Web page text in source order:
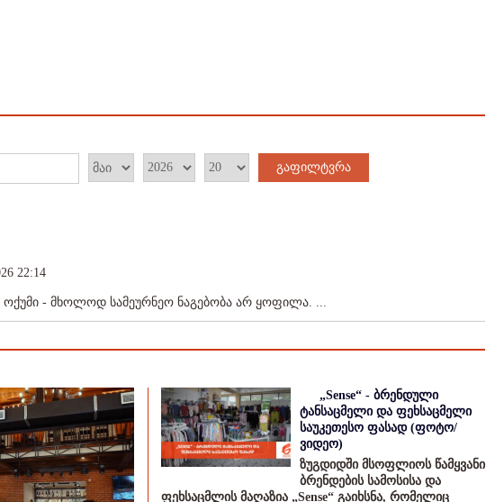
გაფილტვრა
22:14
ოქუმი - მხოლოდ სამეურნეო ნაგებობა არ ყოფილა. ...
„Sense“ - ბრენდული
ტანსაცმელი და ფეხსაცმელი
საუკეთესო ფასად (ფოტო/
ვიდეო)
ზუგდიდში მსოფლიოს წამყვანი
ბრენდების სამოსისა და
ფეხსაცმლის მაღაზია „Sense“ გაიხსნა, რომელიც